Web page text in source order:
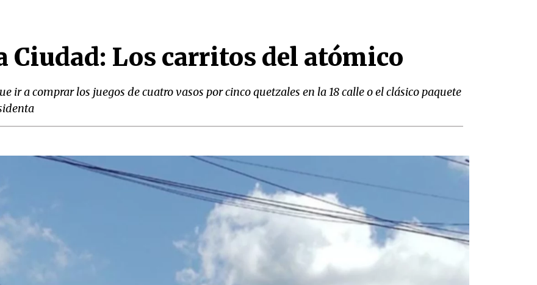
Ciudad: Los carritos del atómico
ir a comprar los juegos de cuatro vasos por cinco quetzales en la 18 calle o el clásico paquete